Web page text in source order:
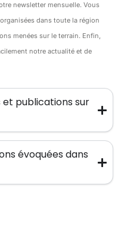
newsletter mensuelle. Vous
dans toute la région
menées sur le terrain. Enfin,
notre actualité et de
et publications sur
évoquées dans